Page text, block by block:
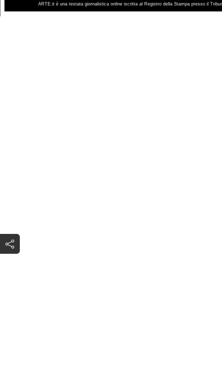
ARTE.it è una testata giornalistica online iscritta al Registro della Stampa presso il